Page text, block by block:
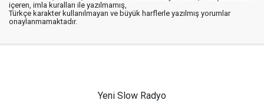
içeren, imla kuralları ile yazılmamış,
Türkçe karakter kullanılmayan ve büyük harflerle yazılmış yorumlar
onaylanmamaktadır.
Yeni Slow Radyo